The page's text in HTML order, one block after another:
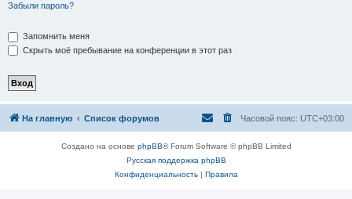
Забыли пароль?
Запомнить меня
Скрыть моё пребывание на конференции в этот раз
На главную Список форумов Часовой пояс: UTC+03:00
Создано на основе phpBB® Forum Software © phpBB Limited
Русская поддержка phpBB
Конфиденциальность| Правила